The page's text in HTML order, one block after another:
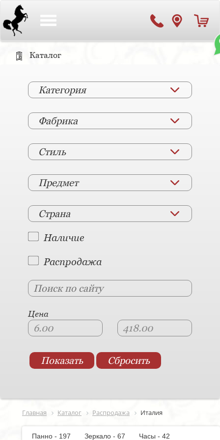
Каталог
Категория
Фабрика
Стиль
Предмет
Страна
Наличие
Распродажа
Цена
Главная Каталог Распродажа Италия
Панно - 197 Зеркало - 67
Часы - 42